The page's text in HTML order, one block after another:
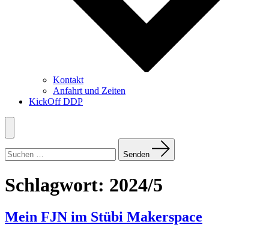
Kontakt
Anfahrt und Zeiten
KickOff DDP
Menü
nach:
Senden
Schlagwort: 2024/5
Mein FJN im Stübi Makerspace